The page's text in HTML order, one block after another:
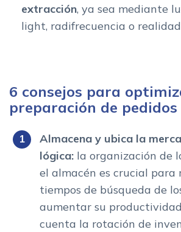
extracción, ya sea mediante
light, radifrecuencia o
6 consejos para
preparación de pedidos
Almacena y ubica la
lógica: la organización de
el almacén es crucial para
tiempos de búsqueda de
aumentar su
cuenta la rotación de